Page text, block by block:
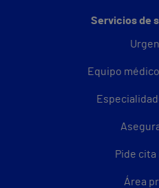
Servicios de
Equipo
Pide cita
Área